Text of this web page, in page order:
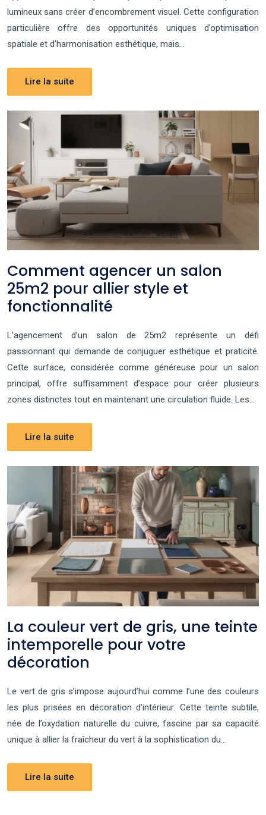
lumineux sans créer d’encombrement visuel. Cette configuration
particulière offre des opportunités uniques d’optimisation
spatiale et d’harmonisation esthétique, mais…
Lire la suite
Comment agencer un salon
25m2 pour allier style et
fonctionnalité
L’agencement d’un salon de 25m2 représente un défi
passionnant qui demande de conjuguer esthétique et praticité.
Cette surface, considérée comme généreuse pour un salon
principal, offre suffisamment d’espace pour créer plusieurs
zones distinctes tout en maintenant une circulation fluide. Les…
Lire la suite
La couleur vert de gris, une teinte
intemporelle pour votre
décoration
Le vert de gris s’impose aujourd’hui comme l’une des couleurs
les plus prisées en décoration d’intérieur. Cette teinte subtile,
née de l’oxydation naturelle du cuivre, fascine par sa capacité
unique à allier la fraîcheur du vert à la sophistication du…
Lire la suite